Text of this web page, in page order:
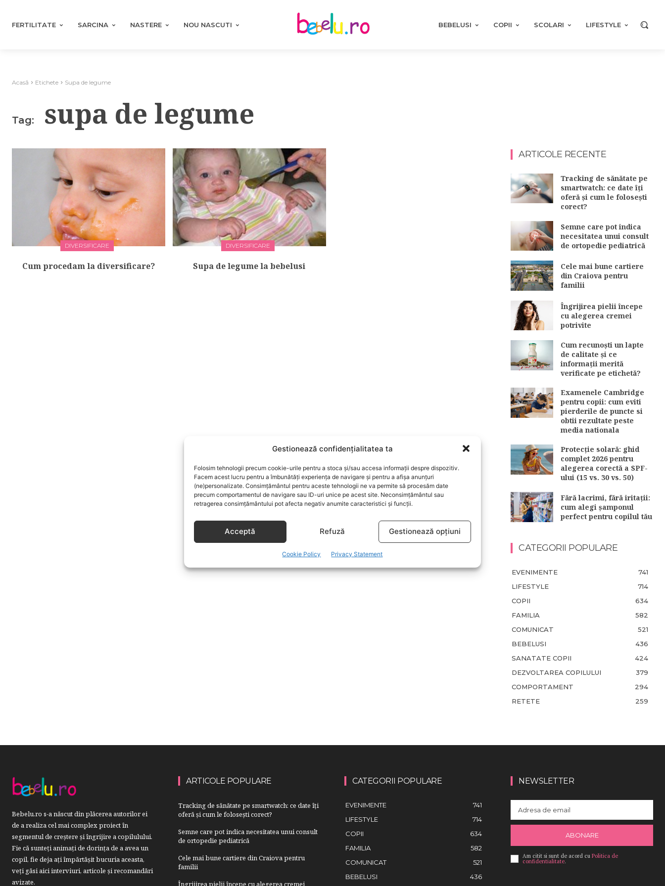
Gestionează confidențialitatea ta
Folosim tehnologii precum cookie-urile pentru a stoca și/sau accesa informații despre dispozitiv.
Facem acest lucru pentru a îmbunătăți experiența de navigare și pentru a afișa anunțuri
(ne)personalizate. Consimțământul pentru aceste tehnologii ne va permite să procesăm date
precum comportamentul de navigare sau ID-uri unice pe acest site. Neconsimțământul sau
retragerea consimțământului pot afecta negativ anumite caracteristici și funcții.
Acceptă Refuză Gestionează opțiuni
Cookie Policy Privacy Statement
FERTILITATE SARCINA NASTERE NOU NASCUTI BEBELUSI COPII SCOLARI LIFESTYLE
Acasă Etichete Supa de legume
Tag: supa de legume
DIVERSIFICARE
Cum procedam la diversificare?
DIVERSIFICARE
Supa de legume la bebelusi
ARTICOLE RECENTE
Tracking de sănătate pe
smartwatch: ce date îți
oferă și cum le folosești
corect?
Semne care pot indica
necesitatea unui consult
de ortopedie pediatrică
Cele mai bune cartiere
din Craiova pentru
familii
Îngrijirea pielii începe
cu alegerea cremei
potrivite
Cum recunoști un lapte
de calitate și ce
informații merită
verificate pe etichetă?
Examenele Cambridge
pentru copii: cum eviti
pierderile de puncte si
obtii rezultate peste
media nationala
Protecție solară: ghid
complet 2026 pentru
alegerea corectă a SPF-
ului (15 vs. 30 vs. 50)
Fără lacrimi, fără iritații:
cum alegi șamponul
perfect pentru copilul tău
CATEGORII POPULARE
EVENIMENTE
741
LIFESTYLE
714
COPII
634
FAMILIA
582
COMUNICAT
521
BEBELUSI
436
SANATATE COPII
424
DEZVOLTAREA COPILULUI
379
COMPORTAMENT
294
RETETE
259
Bebelu.ro s-a născut din plăcerea autorilor ei
de a realiza cel mai complex proiect în
segmentul de creştere şi îngrijire a copilulului.
Fie că sunteţi animaţi de dorinţa de a avea un
copil, fie deja aţi împărtăşit bucuria aceasta,
veți găsi aici interviuri, articole şi recomandări
avizate.
ARTICOLE POPULARE
Tracking de sănătate pe smartwatch: ce date îți
oferă și cum le folosești corect?
Semne care pot indica necesitatea unui consult
de ortopedie pediatrică
Cele mai bune cartiere din Craiova pentru
familii
Îngrijirea pielii începe cu alegerea cremei
CATEGORII POPULARE
EVENIMENTE
741
LIFESTYLE
714
COPII
634
FAMILIA
582
COMUNICAT
521
BEBELUSI
436
NEWSLETTER
ABONARE
Am citit si sunt de acord cu Politica de
confidentialitate.